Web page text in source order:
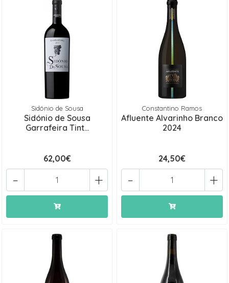
Sidónio de Sousa
Sidónio de Sousa
Garrafeira Tint...
62,00€
+
-
Constantino Ramos
Afluente Alvarinho Branco
2024
24,50€
+
-